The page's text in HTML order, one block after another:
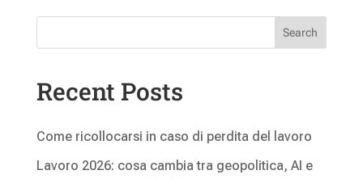
Search
Recent Posts
Come ricollocarsi in caso di perdita del lavoro
Lavoro 2026: cosa cambia tra geopolitica, AI e